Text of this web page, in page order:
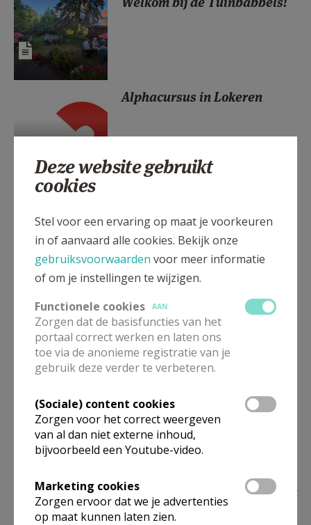
AANMELDEN OF REGISTREREN
Alphacursus in Lokeren
Gezinsvriendelijke
familievieringen 2026-2027
Samen Jongelooflijk
Liturgisch congres 2026: Over
het nieuwe Lectionarium
Deze website gebruikt
cookies
Stel voor een ervaring op maat je voorkeuren
in of aanvaard alle cookies. Bekijk onze
gebruiksvoorwaarden voor meer informatie
of om je instellingen te wijzigen.
Functionele cookies
AAN
Zorgen dat de basisfuncties van het
portaal correct werken en laten ons
toe via de anonieme registratie van je
gebruik deze verder te verbeteren.
(Sociale) content cookies
Zorgen voor het correct weergeven
van al dan niet externe inhoud,
bijvoorbeeld een Youtube-video.
Marketing cookies
Zorgen ervoor dat we je advertenties
op maat kunnen laten zien.